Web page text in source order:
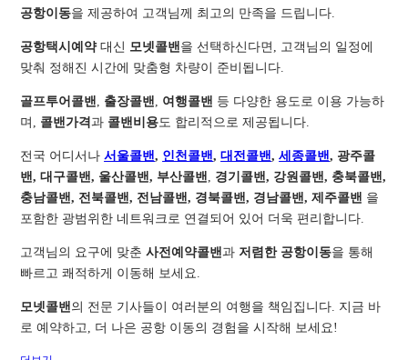
공항이동을 제공하여 고객님께 최고의 만족을 드립니다.
공항택시예약대신 모넷콜밴 을 선택하신다면, 고객님의 일정에
맞춰 정해진 시간에 맞춤형 차량이 준비됩니다.
골프투어콜밴 출장콜밴 여행콜밴 등 다양한 용도로 이용 가능하
며, 콜밴가격과 콜밴비용도 합리적으로 제공됩니다.
전국 어디서나서울콜밴, 인천콜밴,대전콜밴,세종콜밴, 광주콜
밴, 대구콜밴, 울산콜밴, 부산콜밴
경기콜밴, 강원콜밴, 충북콜밴,
충남콜밴, 전북콜밴, 전남콜밴, 경북콜밴, 경남콜밴, 제주콜밴 을
포함한 광범위한 네트워크로 연결되어 있어 더욱 편리합니다.
고객님의 요구에 맞춘사전예약콜밴과 저렴한 공항이동을 통해
빠르고 쾌적하게 이동해 보세요.
모넷콜밴 의 전문 기사들이 여러분의 여행을 책임집니다. 지금 바
로 예약하고, 더 나은 공항 이동의 경험을 시작해 보세요!